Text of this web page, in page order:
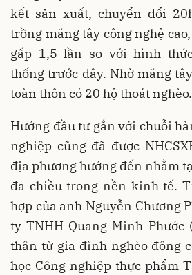
kết sản xuất, chuyển đổi
trồng măng tây công nghệ
gấp 1,5 lần so với hình
thống trước đây. Nhờ măng
toàn thôn có 20 hộ thoát nghèo.
Hướng đầu tư gắn với chuỗi
nghiệp cũng đã được
địa phương hướng đến nhằm
đa chiều trong nền kinh tế.
hợp của anh Nguyễn Chương
ty TNHH Quang Minh Phước
thân từ gia đình nghèo đông
học Công nghiệp thực phẩm